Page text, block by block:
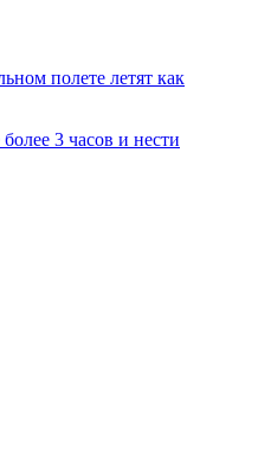
полете летят как
3 часов и нести